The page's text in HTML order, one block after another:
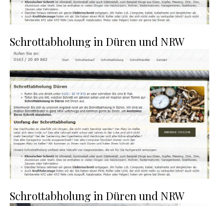
Schrottabholung in Düren und NRW
Schrottabholung in Düren und NRW